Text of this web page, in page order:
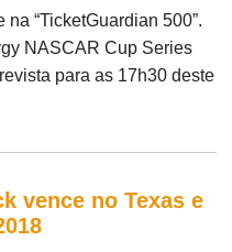
“TicketGuardian 500”.
NASCAR Cup Series
para as 17h30 deste
vence no Texas e